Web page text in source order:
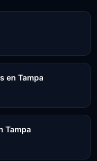
en Tampa
Tampa